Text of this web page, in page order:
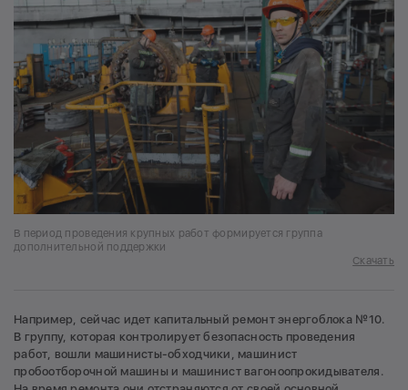
В период проведения крупных работ формируется группа
дополнительной поддержки
Скачать
Например, сейчас идет капитальный ремонт энергоблока №10.
В группу, которая контролирует безопасность проведения
работ, вошли машинисты-обходчики, машинист
пробоотборочной машины и машинист вагоноопрокидывателя.